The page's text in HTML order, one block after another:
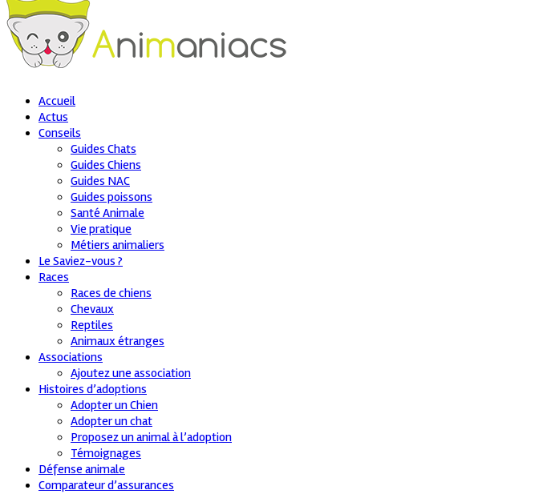
Accueil
Actus
Conseils
Guides Chats
Guides Chiens
Guides NAC
Guides poissons
Santé Animale
Vie pratique
Métiers animaliers
Le Saviez-vous ?
Races
Races de chiens
Chevaux
Reptiles
Animaux étranges
Associations
Ajoutez une association
Histoires d’adoptions
Adopter un Chien
Adopter un chat
Proposez un animal à l’adoption
Témoignages
Défense animale
Comparateur d’assurances